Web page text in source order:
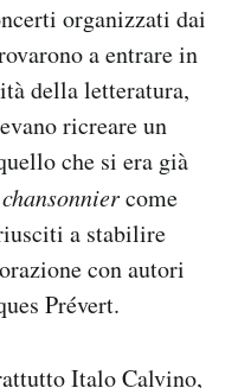
organizzati dai
a entrare in
della letteratura,
ricreare un
che si era già
chansonniercome
a stabilire
con autori
Prévert.
Italo Calvino,